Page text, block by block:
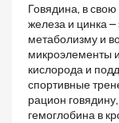
Говядина, в
железа и цинка
метаболизму и
микроэлементы
кислорода и
спортивные
рацион
гемоглобина в